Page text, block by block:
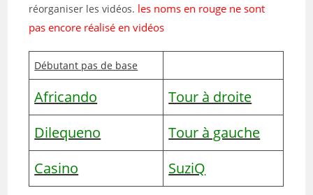
réorganiser les vidéos. les noms en rouge ne sont
pas encore réalisé en vidéos
Débutant pas de base
Africando
Tour à droite
Dilequeno
Tour à gauche
Casino
SuziQ